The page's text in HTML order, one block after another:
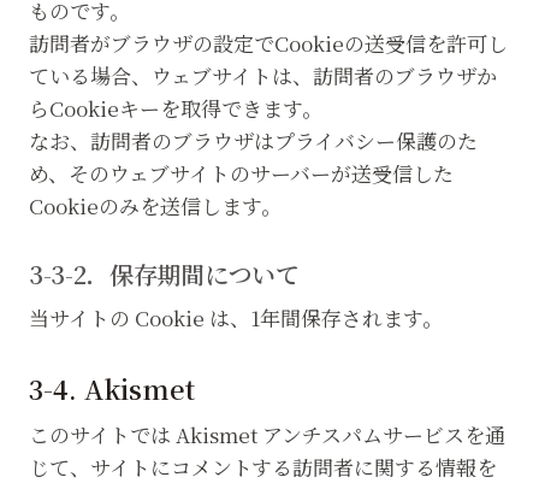
ものです。
訪問者がブラウザの設定でCookieの送受信を許可し
ている場合、ウェブサイトは、訪問者のブラウザか
らCookieキーを取得できます。
なお、訪問者のブラウザはプライバシー保護のた
め、そのウェブサイトのサーバーが送受信した
Cookieのみを送信します。
3-3-2．保存期間について
当サイトの Cookie は、1年間保存されます。
3-4. Akismet
このサイトでは Akismet アンチスパムサービスを通
じて、サイトにコメントする訪問者に関する情報を